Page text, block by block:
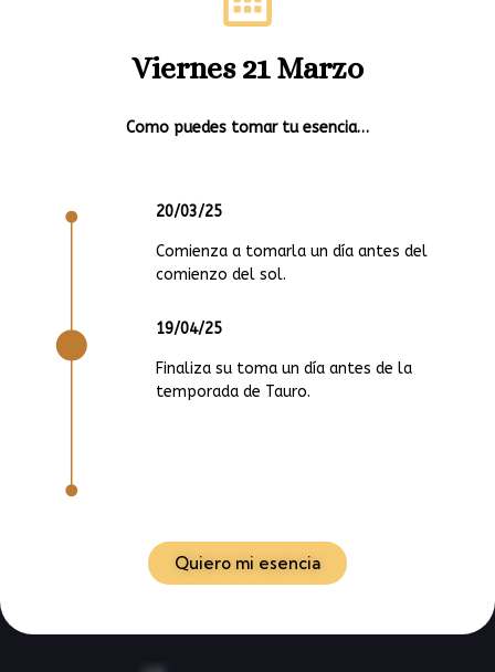
Viernes 21 Marzo
Como puedes tomar tu esencia…
20/03/25
Comienza a tomarla un día antes del
comienzo del sol.
19/04/25
Finaliza su toma un día antes de la
temporada de Tauro.
Quiero mi esencia